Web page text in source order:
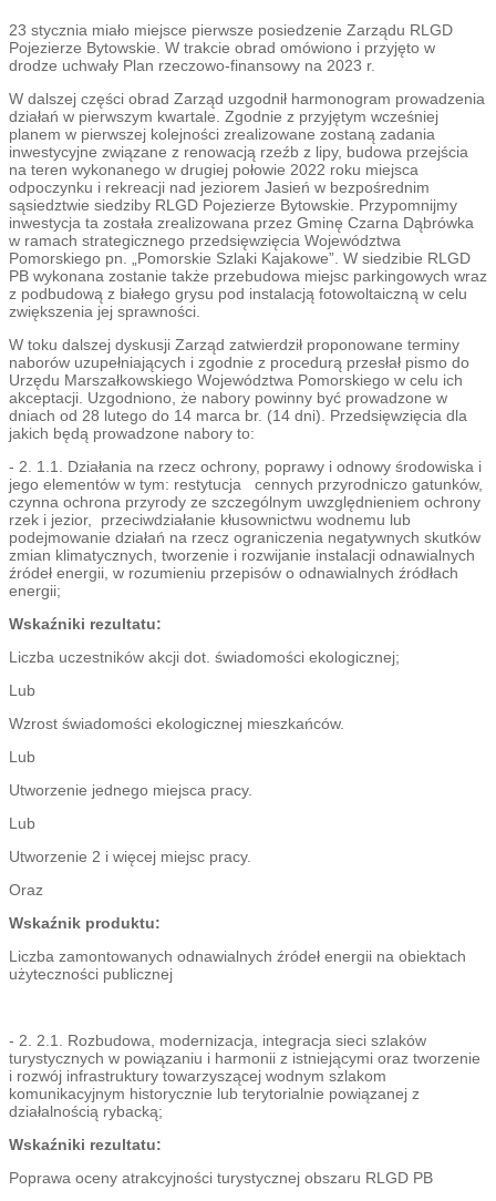
23 stycznia miało miejsce pierwsze posiedzenie Zarządu RLGD
Pojezierze Bytowskie. W trakcie obrad omówiono i przyjęto w
drodze uchwały Plan rzeczowo-finansowy na 2023 r.
W dalszej części obrad Zarząd uzgodnił harmonogram prowadzenia
działań w pierwszym kwartale. Zgodnie z przyjętym wcześniej
planem w pierwszej kolejności zrealizowane zostaną zadania
inwestycyjne związane z renowacją rzeźb z lipy, budowa przejścia
na teren wykonanego w drugiej połowie 2022 roku miejsca
odpoczynku i rekreacji nad jeziorem Jasień w bezpośrednim
sąsiedztwie siedziby RLGD Pojezierze Bytowskie. Przypomnijmy
inwestycja ta została zrealizowana przez Gminę Czarna Dąbrówka
w ramach strategicznego przedsięwzięcia Województwa
Pomorskiego pn. „Pomorskie Szlaki Kajakowe”. W siedzibie RLGD
PB wykonana zostanie także przebudowa miejsc parkingowych wraz
z podbudową z białego grysu pod instalacją fotowoltaiczną w celu
zwiększenia jej sprawności.
W toku dalszej dyskusji Zarząd zatwierdził proponowane terminy
naborów uzupełniających i zgodnie z procedurą przesłał pismo do
Urzędu Marszałkowskiego Województwa Pomorskiego w celu ich
akceptacji. Uzgodniono, że nabory powinny być prowadzone w
dniach od 28 lutego do 14 marca br. (14 dni). Przedsięwzięcia dla
jakich będą prowadzone nabory to:
- 2. 1.1. Działania na rzecz ochrony, poprawy i odnowy środowiska i
jego elementów w tym: restytucja cennych przyrodniczo gatunków,
czynna ochrona przyrody ze szczególnym uwzględnieniem ochrony
rzek i jezior, przeciwdziałanie kłusownictwu wodnemu lub
podejmowanie działań na rzecz ograniczenia negatywnych skutków
zmian klimatycznych, tworzenie i rozwijanie instalacji odnawialnych
źródeł energii, w rozumieniu przepisów o odnawialnych źródłach
energii;
Wskaźniki rezultatu:
Liczba uczestników akcji dot. świadomości ekologicznej;
Lub
Wzrost świadomości ekologicznej mieszkańców.
Lub
Utworzenie jednego miejsca pracy.
Lub
Utworzenie 2 i więcej miejsc pracy.
Oraz
Wskaźnik produktu:
Liczba zamontowanych odnawialnych źródeł energii na obiektach
użyteczności publicznej
- 2. 2.1. Rozbudowa, modernizacja, integracja sieci szlaków
turystycznych w powiązaniu i harmonii z istniejącymi oraz tworzenie
i rozwój infrastruktury towarzyszącej wodnym szlakom
komunikacyjnym historycznie lub terytorialnie powiązanej z
działalnością rybacką;
Wskaźniki rezultatu:
Poprawa oceny atrakcyjności turystycznej obszaru RLGD PB